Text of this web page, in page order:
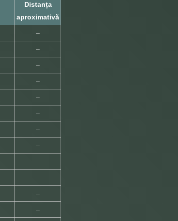
Distanța
aproximativă
–
–
–
–
–
–
–
–
–
–
–
–